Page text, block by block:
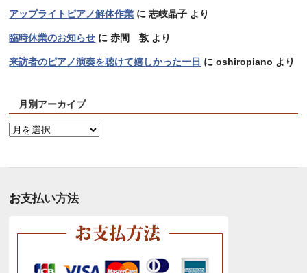
アップライトピアノ解体作業 に志岐晶子 より
臨時休業のお知らせ に赤間 敦 より
来訪者のピアノ演奏を聴けて嬉しかった一日 にoshiropiano より
月別アーカイブ
月
カ
イ
お支払い方法